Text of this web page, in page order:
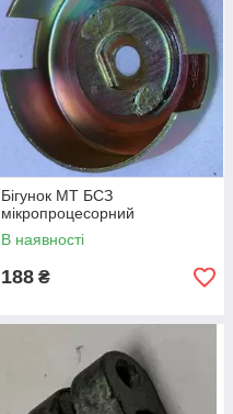
Бігунок МТ БСЗ
мікропроцесорний
В наявності
188 ₴